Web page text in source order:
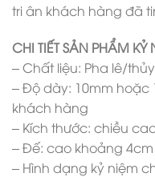
tri ân khách hàng đã
CHI TIẾT SẢN PHẨM
– Chất liệu: Pha lê/
– Độ dày: 10mm hoặc
khách hàng
– Kích thước: chiều
– Đế: cao khoảng 4cm
– Hình dạng kỷ niệm